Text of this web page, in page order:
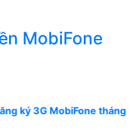
MobiFone
MobiFone tháng----